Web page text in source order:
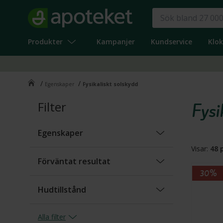
Produkter
Kampanjer Kundservice
/ Egenskaper / Fysikaliskt solskydd
Filter
Egenskaper
Fysikaliskt solskydd
Parfymerad
Förväntat resultat
Återfuktande
Hudtillstånd
Fet/oljig
Alla filter
Visar: 48
30%